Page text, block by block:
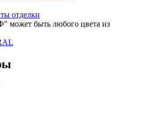
отделки
может быть любого цвета из